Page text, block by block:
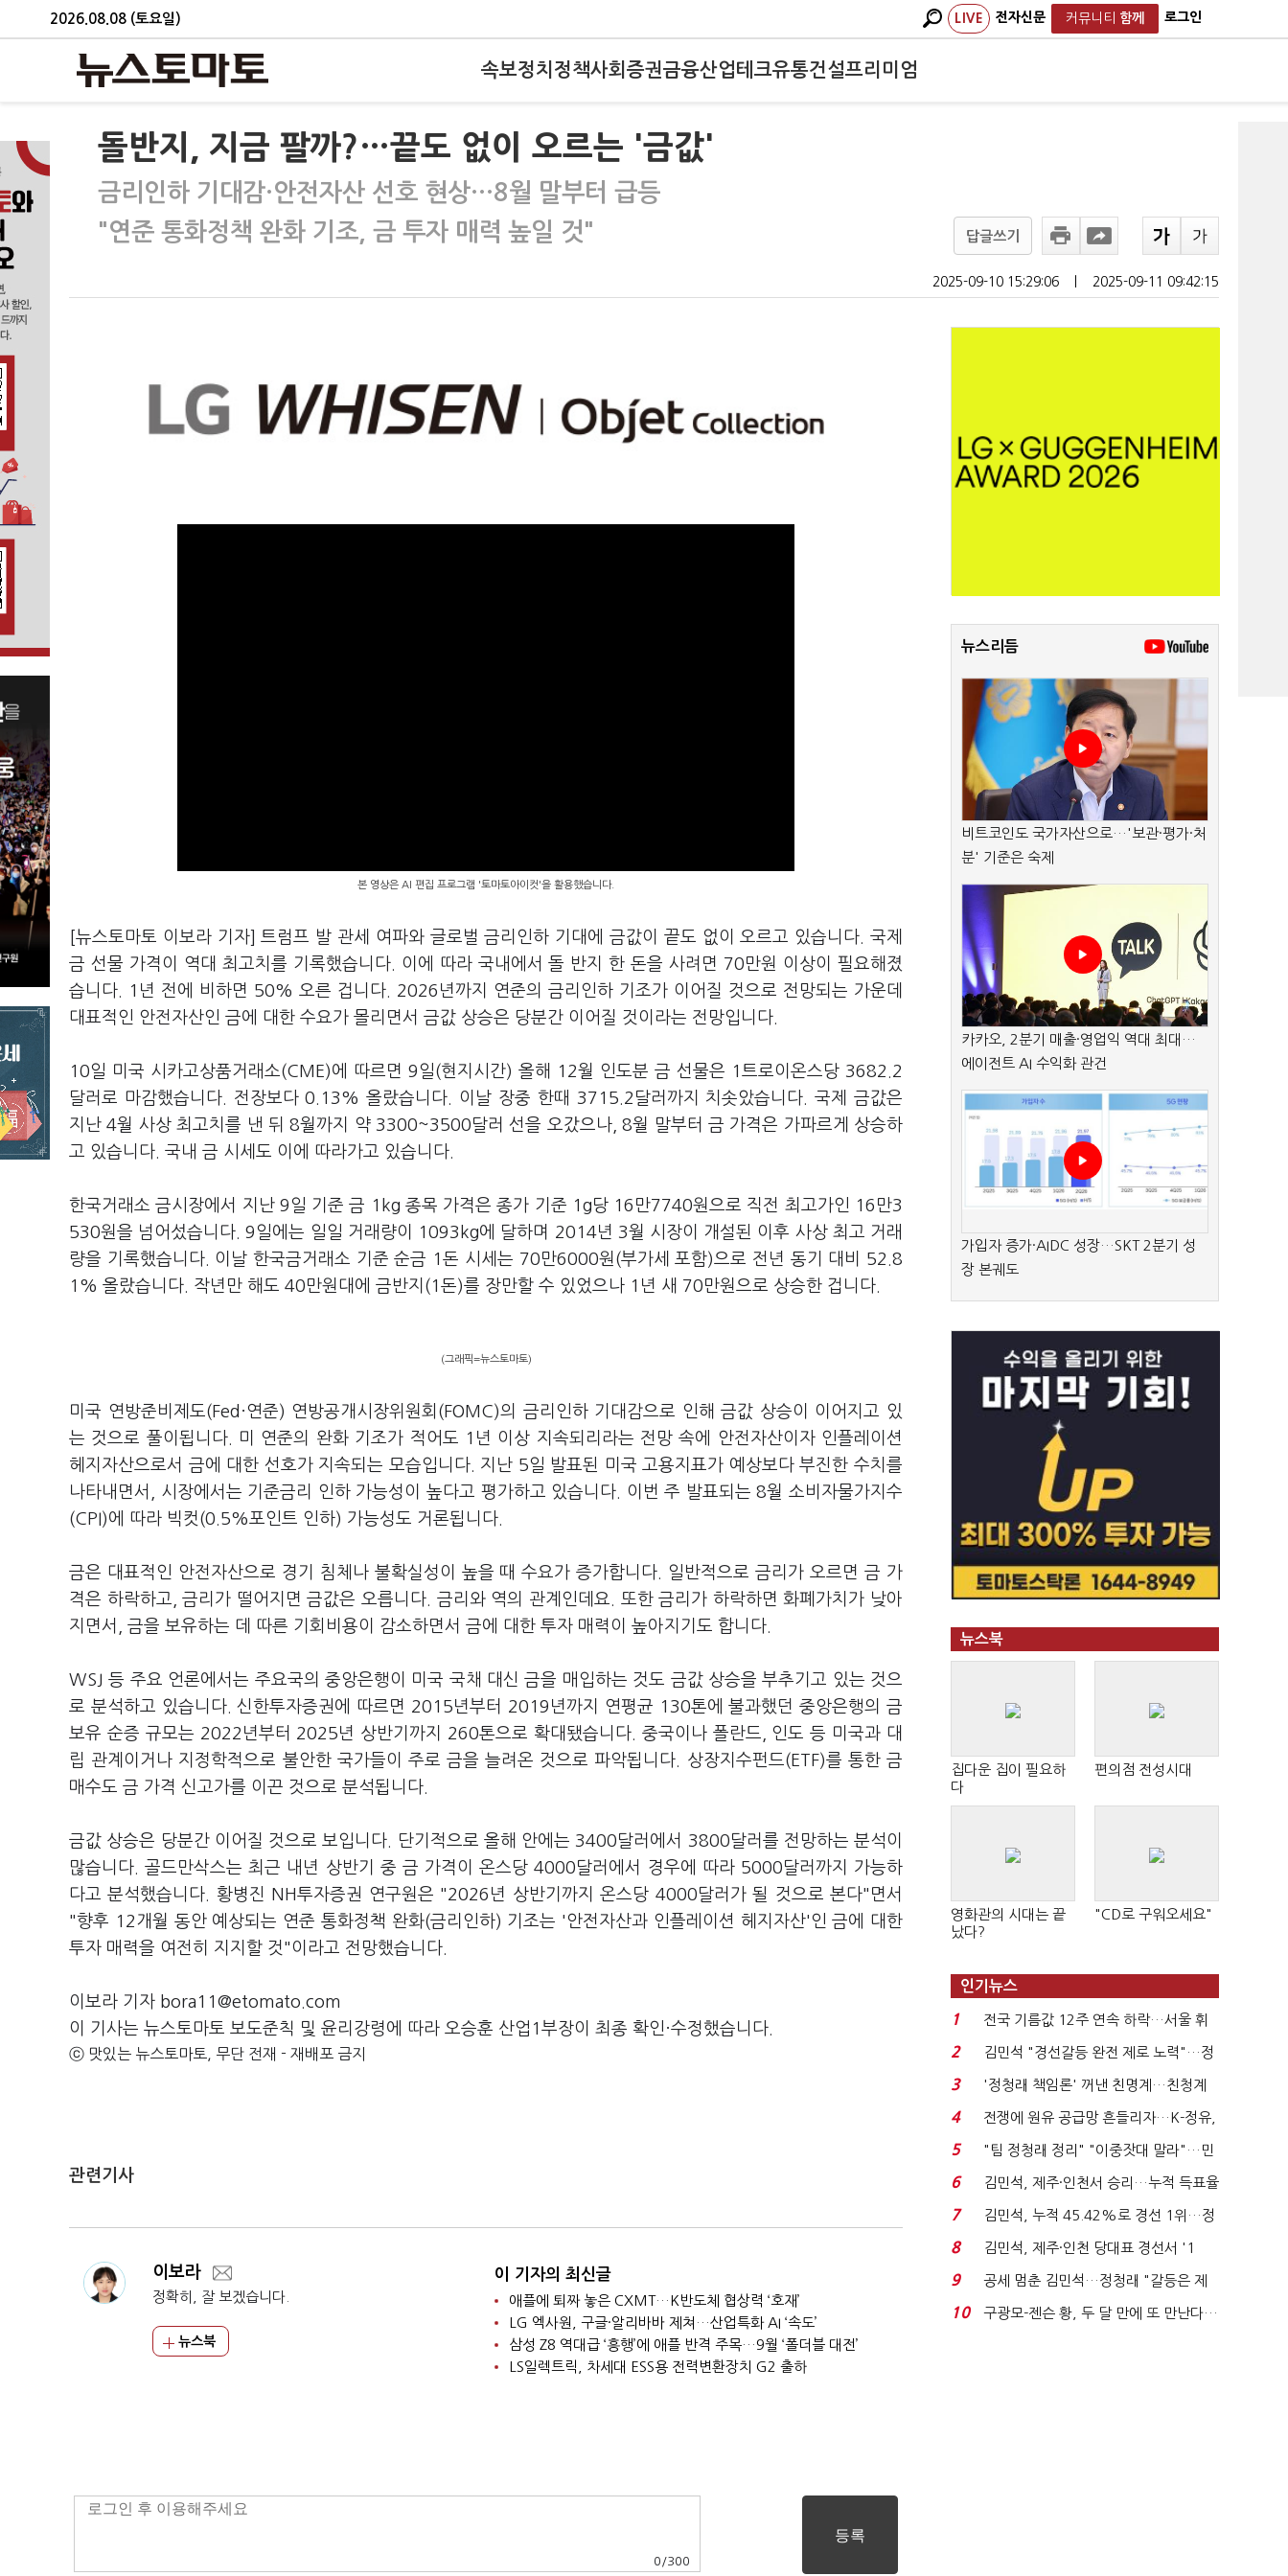
2026.08.08 (토요일) LIVE 전자신문 커뮤니티 함께 로그인
속보정치 정책사회 증권금융산업테크유통건설프리미엄
돌반지, 지금 팔까?…끝도 없이 오르는 '금값'
금리인하 기대감·안전자산 선호 현상…8월 말부터 급등
"연준 통화정책 완화 기조, 금 투자 매력 높일 것"
답글쓰기
2025-09-10 15:29:06 2025-09-11 09:42:15
본 영상은 AI 편집 프로그램 '토마토아이컷'을 활용했습니다.
[뉴스토마토 이보라 기자] 트럼프 발 관세 여파와 글로벌 금리인하 기대에 금값이 끝도 없이 오르고 있습니다. 국제
금 선물 가격이 역대 최고치를 기록했습니다. 이에 따라 국내에서 돌 반지 한 돈을 사려면 70만원 이상이 필요해졌
습니다. 1년 전에 비하면 50% 오른 겁니다. 2026년까지 연준의 금리인하 기조가 이어질 것으로 전망되는 가운데
대표적인 안전자산인 금에 대한 수요가 몰리면서 금값 상승은 당분간 이어질 것이라는 전망입니다.
10일 미국 시카고상품거래소(CME)에 따르면 9일(현지시간) 올해 12월 인도분 금 선물은 1트로이온스당 3682.2
달러로 마감했습니다. 전장보다 0.13% 올랐습니다. 이날 장중 한때 3715.2달러까지 치솟았습니다. 국제 금값은
지난 4월 사상 최고치를 낸 뒤 8월까지 약 3300~3500달러 선을 오갔으나, 8월 말부터 금 가격은 가파르게 상승하
고 있습니다. 국내 금 시세도 이에 따라가고 있습니다.
한국거래소 금시장에서 지난 9일 기준 금 1kg 종목 가격은 종가 기준 1g당 16만7740원으로 직전 최고가인 16만3
530원을 넘어섰습니다. 9일에는 일일 거래량이 1093kg에 달하며 2014년 3월 시장이 개설된 이후 사상 최고 거래
량을 기록했습니다. 이날 한국금거래소 기준 순금 1돈 시세는 70만6000원(부가세 포함)으로 전년 동기 대비 52.8
1% 올랐습니다. 작년만 해도 40만원대에 금반지(1돈)를 장만할 수 있었으나 1년 새 70만원으로 상승한 겁니다.
(그래픽=뉴스토마토)
미국 연방준비제도(Fed·연준) 연방공개시장위원회(FOMC)의 금리인하 기대감으로 인해 금값 상승이 이어지고 있
는 것으로 풀이됩니다. 미 연준의 완화 기조가 적어도 1년 이상 지속되리라는 전망 속에 안전자산이자 인플레이션
헤지자산으로서 금에 대한 선호가 지속되는 모습입니다. 지난 5일 발표된 미국 고용지표가 예상보다 부진한 수치를
나타내면서, 시장에서는 기준금리 인하 가능성이 높다고 평가하고 있습니다. 이번 주 발표되는 8월 소비자물가지수
(CPI)에 따라 빅컷(0.5%포인트 인하) 가능성도 거론됩니다.
금은 대표적인 안전자산으로 경기 침체나 불확실성이 높을 때 수요가 증가합니다. 일반적으로 금리가 오르면 금 가
격은 하락하고, 금리가 떨어지면 금값은 오릅니다. 금리와 역의 관계인데요. 또한 금리가 하락하면 화폐가치가 낮아
지면서, 금을 보유하는 데 따른 기회비용이 감소하면서 금에 대한 투자 매력이 높아지기도 합니다.
WSJ 등 주요 언론에서는 주요국의 중앙은행이 미국 국채 대신 금을 매입하는 것도 금값 상승을 부추기고 있는 것으
로 분석하고 있습니다. 신한투자증권에 따르면 2015년부터 2019년까지 연평균 130톤에 불과했던 중앙은행의 금
보유 순증 규모는 2022년부터 2025년 상반기까지 260톤으로 확대됐습니다. 중국이나 폴란드, 인도 등 미국과 대
립 관계이거나 지정학적으로 불안한 국가들이 주로 금을 늘려온 것으로 파악됩니다. 상장지수펀드(ETF)를 통한 금
매수도 금 가격 신고가를 이끈 것으로 분석됩니다.
금값 상승은 당분간 이어질 것으로 보입니다. 단기적으로 올해 안에는 3400달러에서 3800달러를 전망하는 분석이
많습니다. 골드만삭스는 최근 내년 상반기 중 금 가격이 온스당 4000달러에서 경우에 따라 5000달러까지 가능하
다고 분석했습니다. 황병진 NH투자증권 연구원은 "2026년 상반기까지 온스당 4000달러가 될 것으로 본다"면서
"향후 12개월 동안 예상되는 연준 통화정책 완화(금리인하) 기조는 '안전자산과 인플레이션 헤지자산'인 금에 대한
투자 매력을 여전히 지지할 것"이라고 전망했습니다.
이보라 기자 bora11@etomato.com
이 기사는 뉴스토마토 보도준칙 및 윤리강령에 따라 오승훈 산업1부장이 최종 확인·수정했습니다.
ⓒ 맛있는 뉴스토마토, 무단 전재 - 재배포 금지
관련기사
이보라
정확히, 잘 보겠습니다.
뉴스북
이 기자의 최신글
애플에 퇴짜 놓은 CXMT…K반도체 협상력 ‘호재’
LG 엑사원, 구글·알리바바 제쳐…산업특화 AI ‘속도’
삼성 Z8 역대급 ‘흥행’에 애플 반격 주목…9월 ‘폴더블 대전’
LS일렉트릭, 차세대 ESS용 전력변환장치 G2 출하
0 /300
뉴스리듬
비트코인도 국가자산으로…'보관·평가·처
분' 기준은 숙제
카카오, 2분기 매출·영업익 역대 최대…
에이전트 AI 수익화 관건
가입자 증가·AIDC 성장…SKT 2분기 성
장 본궤도
뉴스북
집다운 집이 필요하
다
편의점 전성시대
영화관의 시대는 끝
났다?
"CD로 구워오세요"
인기뉴스
1
전국 기름값 12주 연속 하락…서울 휘
발윳값 1909원...
2
김민석 "경선갈등 완전 제로 노력"…정
청래 "반명 공세 사...
3
'정청래 책임론' 꺼낸 친명계…친청계
는 추가투표 때리기...
4
전쟁에 원유 공급망 흔들리자…K-정유,
에너지안보 핵심...
5
"팀 정청래 정리" "이중잣대 말라"…민
주 최고위원 계파 다...
6
김민석, 제주·인천서 승리…누적 득표율
'1위 탈환'(종합)...
7
김민석, 누적 45.42%로 경선 1위…정
청래와 격차 0.86%p(...
8
김민석, 제주·인천 당대표 경선서 '1
위'(1보)...
9
공세 멈춘 김민석…정청래 "갈등은 제
가 수습"
10
구광모-젠슨 황, 두 달 만에 또 만난다…